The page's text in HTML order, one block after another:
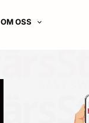
OM OSS